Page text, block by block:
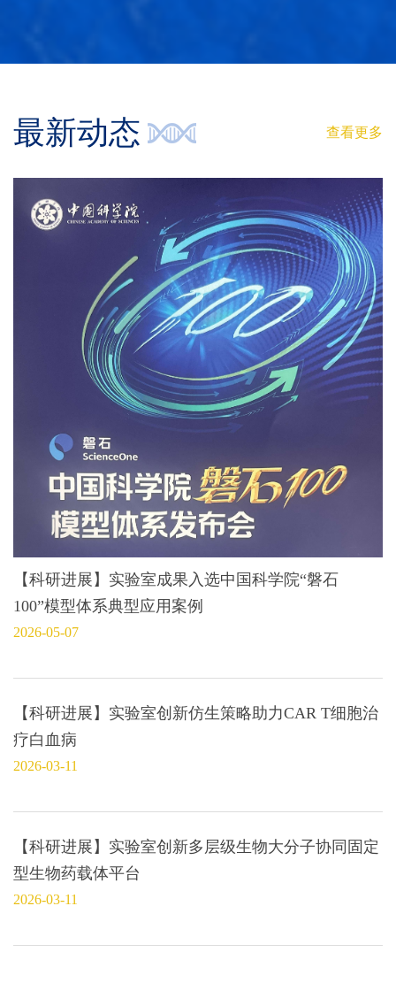
最新动态 查看更多
【科研进展】实验室成果入选中国科学院“磐石
100”模型体系典型应用案例
2026-05-07
【科研进展】实验室创新仿生策略助力CAR T细胞治
疗白血病
2026-03-11
【科研进展】实验室创新多层级生物大分子协同固定
型生物药载体平台
2026-03-11